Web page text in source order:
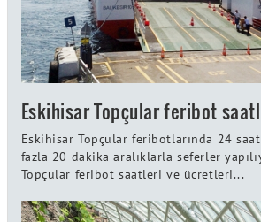
Eskihisar Topçular feribot
Eskihisar Topçular feribotlarında 24 saat
fazla 20 dakika aralıklarla seferler
Topçular feribot saatleri ve ücretleri...